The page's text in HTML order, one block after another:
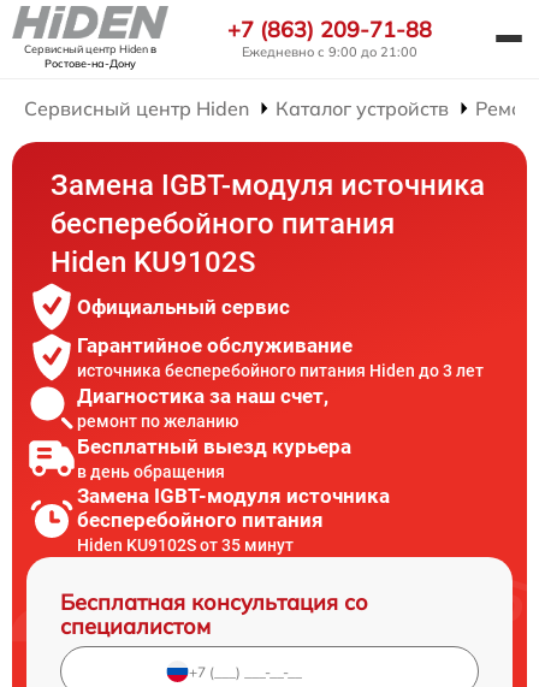
Сервисный центр Hidenв
Ростове-на-Дону
+7 (863) 209-71-88
Ежедневно с 9:00 до 21:00
Сервисный центр Hiden Каталог устройств
Замена IGBT-модуля источника
бесперебойного питания
Hiden KU9102S
Официальный сервис
Гарантийное обслуживание
источника бесперебойного питания Hiden до 3 лет
Диагностика за наш счет,
ремонт по желанию
Бесплатный выезд курьера
в день обращения
Замена IGBT-модуля источника
бесперебойного питания
Hiden KU9102S от 35 минут
Бесплатная консультация со
специалистом